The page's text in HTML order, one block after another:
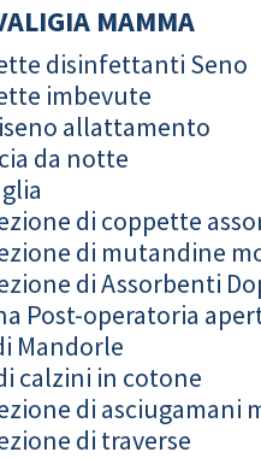
MAMMA
disinfettanti Seno
imbevute
allattamento
da notte
di coppette
di mutandine
di Assorbenti
Post-operatoria
Mandorle
calzini in cotone
di asciugamani
di traverse